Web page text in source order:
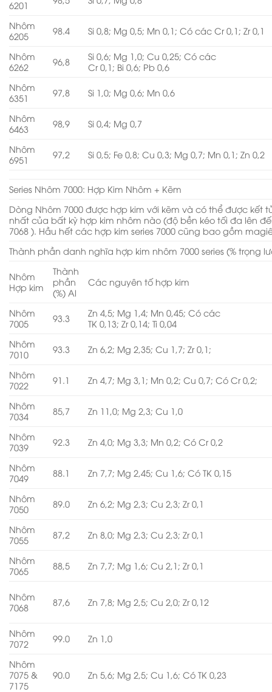
6201
Nhôm
6205
98.4 Si 0,8; Mg 0,5; Mn 0,1; Có các Cr 0,1; Zr 0,1
Nhôm
6262
96,8
Si 0,6; Mg 1,0; Cu 0,25; Có các
Cr 0,1; Bi 0,6; Pb 0,6
Nhôm
6351
97,8 Si 1,0; Mg 0,6; Mn 0,6
Nhôm
6463
98,9 Si 0,4; Mg 0,7
Nhôm
6951
97,2 Si 0,5; Fe 0,8; Cu 0,3; Mg 0,7; Mn 0,1; Zn 0,2
Series Nhôm 7000: Hợp Kim Nhôm + Kẽm
Dòng Nhôm 7000 được hợp kim với kẽm và có thể được kết
nhất của bất kỳ hợp kim nhôm nào (độ bền kéo tối đa lên
7068 ). Hầu hết các hợp kim series 7000 cũng bao gồm
Thành phần danh nghĩa hợp kim nhôm 7000 series (% trọng
Nhôm
Hợp kim
Thành
phần
(%) Al
Các nguyên tố hợp kim
Nhôm
7005
93.3
Zn 4,5; Mg 1,4; Mn 0,45; Có các
TK 0,13; Zr 0,14; Ti 0,04
Nhôm
7010
93.3 Zn 6,2; Mg 2,35; Cu 1,7; Zr 0,1;
Nhôm
7022
91.1 Zn 4,7; Mg 3,1; Mn 0,2; Cu 0,7; Có Cr 0,2;
Nhôm
7034
85,7 Zn 11,0; Mg 2,3; Cu 1,0
Nhôm
7039
92.3 Zn 4,0; Mg 3,3; Mn 0,2; Có Cr 0,2
Nhôm
7049
88.1 Zn 7,7; Mg 2,45; Cu 1,6; Có TK 0,15
Nhôm
7050
89.0 Zn 6,2; Mg 2,3; Cu 2,3; Zr 0,1
Nhôm
7055
87,2 Zn 8,0; Mg 2,3; Cu 2,3; Zr 0,1
Nhôm
7065
88,5 Zn 7,7; Mg 1,6; Cu 2,1; Zr 0,1
Nhôm
7068
87,6 Zn 7,8; Mg 2,5; Cu 2,0; Zr 0,12
Nhôm
7072
99.0 Zn 1,0
Nhôm
7075 &
7175
90.0 Zn 5,6; Mg 2,5; Cu 1,6; Có TK 0,23